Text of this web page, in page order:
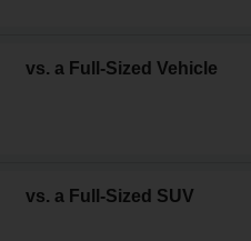
vs. a Full-Sized Vehicle
vs. a Full-Sized SUV